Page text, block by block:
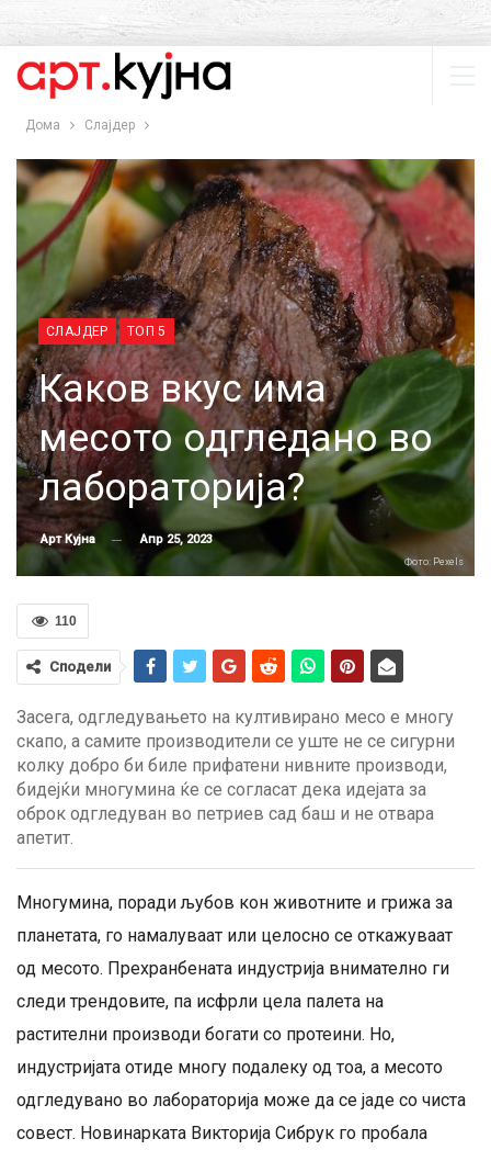
Дома Слајдер
СЛАЈДЕР ТОП 5
Каков вкус има
месото одгледано во
лабораторија?
Арт Кујна Апр 25, 2023
Фото: Pexels
110
Сподели
Засега, одгледувањето на култивирано месо е многу
скапо, а самите производители се уште не се сигурни
колку добро би биле прифатени нивните производи,
бидејќи многумина ќе се согласат дека идејата за
оброк одгледуван во петриев сад баш и не отвара
апетит.
Многумина, поради љубов кон животните и грижа за
планетата, го намалуваат или целосно се откажуваат
од месото. Прехранбената индустрија внимателно ги
следи трендовите, па исфрли цела палета на
растителни производи богати со протеини. Но,
индустријата отиде многу подалеку од тоа, а месото
одгледувано во лабораторија може да се јаде со чиста
совест. Новинарката Викторија Сибрук го пробала